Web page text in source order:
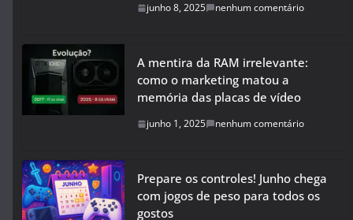
junho 8, 2025 nenhum comentário
A mentira da RAM irrelevante:
como o marketing matou a
memória das placas de vídeo
junho 1, 2025 nenhum comentário
Prepare os controles! Junho chega
com jogos de peso para todos os
gostos